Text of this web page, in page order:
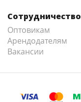
Сотрудничество
Оптовикам
Арендодателям
Вакансии